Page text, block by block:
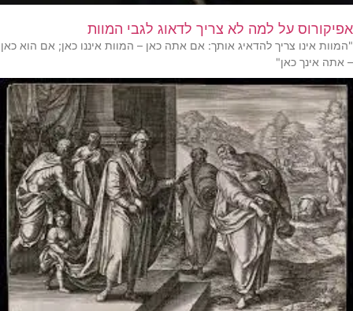
אפיקורוס על למה לא צריך לדאוג לגבי המוות
"המוות אינו צריך להדאיג אותך: אם אתה כאן – המוות איננו כאן; אם הוא כאן
– אתה אינך כאן"